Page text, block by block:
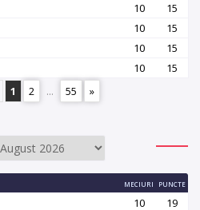
10
15
10
15
10
15
10
15
1 2 ... 55 »
MECIURI PUNCTE
10
19